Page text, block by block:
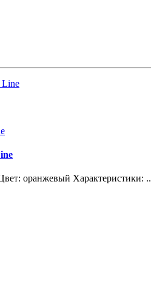
Line
оранжевый Характеристики: ..